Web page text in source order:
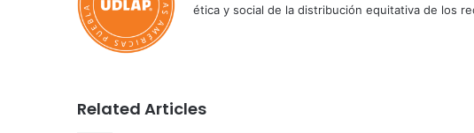
ética y social de la distribución equitativa de los
Related Articles